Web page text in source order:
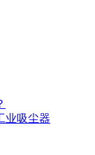
业吸尘器